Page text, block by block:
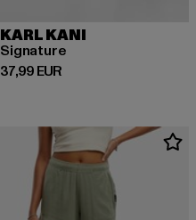
KARL KANI
Signature
37,99 EUR
Derzeitiger Preis: 37,99 EUR